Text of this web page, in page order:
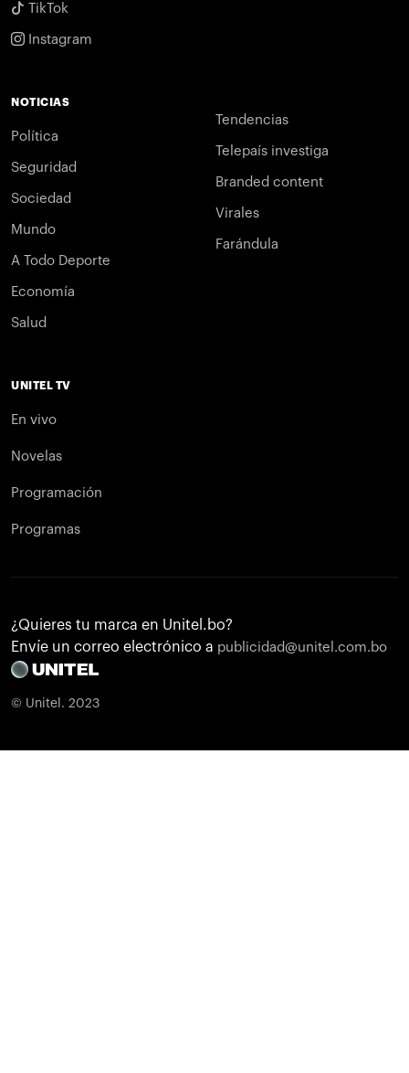
TikTok
Instagram
NOTICIAS
Política
Seguridad
Sociedad
Mundo
A Todo Deporte
Economía
Salud
Tendencias
Telepaís investiga
Branded content
Virales
Farándula
UNITEL TV
En vivo
Novelas
Programación
Programas
¿Quieres tu marca en Unitel.bo?
Envíe un correo electrónico a publicidad@unitel.com.bo
© Unitel. 2023